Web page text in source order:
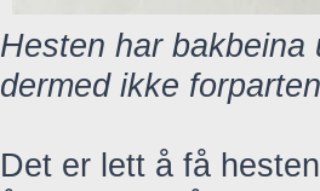
Hesten har
dermed ikke
Det er lett å få